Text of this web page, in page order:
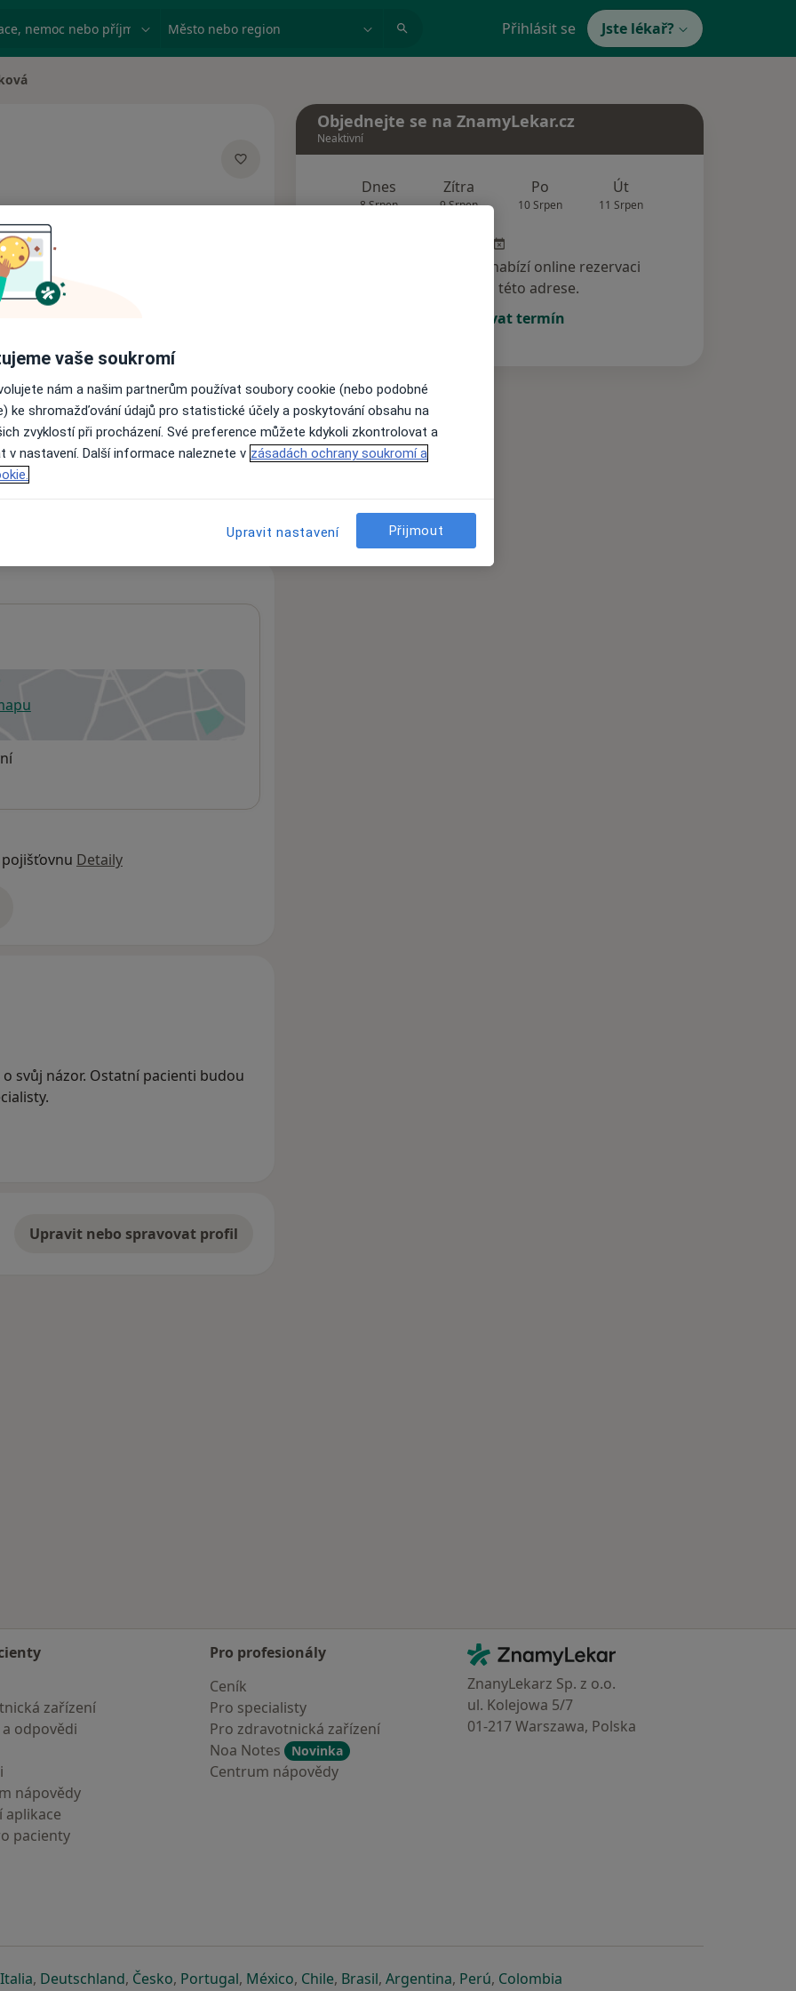
nemoc nebo příjmení Město nebo region Přihlásit se Jste lékař?
Rezervovat termín
Názory pacientů
nejsou k dispozici
informace o svých službách.
v nové záložce
Detaily
svůj názor. Ostatní pacienti budou
Upravit nebo spravovat profil
Objednejte se na ZnamyLekar.cz
Neaktivní
Dnes
8 Srpen
Zítra
9 Srpen
Po
10 Srpen
Út
11 Srpen
Tento specialista nenabízí online rezervaci
termínu na této adrese.
Rezervovat termín
zařízení
odpovědi
nápovědy
aplikace
pacienty
Pro profesionály
Ceník
Pro specialisty
Pro zdravotnická zařízení
Noa Notes
Novinka
Centrum nápovědy
Kontakt
ZnamyLekar - Hlavní stránka
ZnanyLekarz Sp. z o.o.
ul. Kolejowa 5/7
01-217 Warszawa, Polska
nové záložce
otevře v nové záložce
Italiase otevře v nové záložce
, Deutschlandse otevře v nové záložce
, Českose otevře v nové záložce
, Portugalse otevře v nové záložce
, Méxicose otevře v nové záložce
, Chilese otevře v nové záložce
, Brasilse otevře v nové záložce
, Argentinase otevře v nové záložce
, Perúse otevře v nové záložce
, Colombiase otevře v nové záložce
vaše soukromí
nám a našim partnerům používat soubory cookie (nebo podobné
ke shromažďování údajů pro statistické účely a poskytování obsahu na
zvyklostí při procházení. Své preference můžete kdykoli zkontrolovat a
v nastavení. Další informace naleznete v zásadách ochrany soukromí a
Upravit nastavení Přijmout